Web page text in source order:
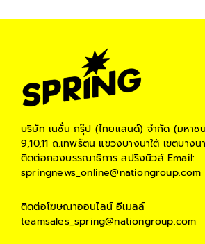
บริษัท เนชั่น กรุ๊ป (ไทยแลนด์) จำกัด (มหาช
9,10,11 ถ.เทพรัตน แขวงบางนาใต้ เขตบาง
ติดต่อกองบรรณาธิการ สปริงนิวส์Email:
springnews_online@nationgroup.com
ติดต่อโฆษณาออนไลน์ อีเมลล์
teamsales_spring@nationgroup.com